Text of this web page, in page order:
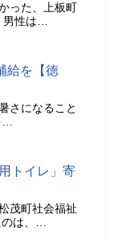
った、上板町
性は…
給を【徳
さになること
トイレ」寄
茂町社会福祉
は、…